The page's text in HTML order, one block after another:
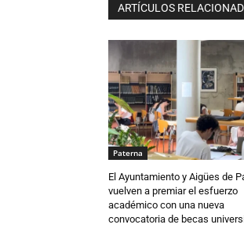
ARTÍCULOS
Paterna
El Ayuntamiento y Aigües de
vuelven a premiar el esfuerzo
académico con una nueva
convocatoria de becas